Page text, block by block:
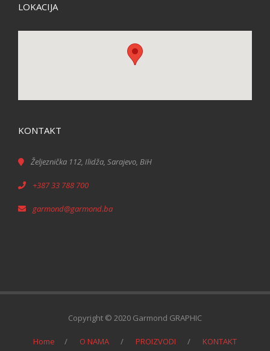
LOKACIJA
KONTAKT
Željeznička 112, Ilidža, Sarajevo, BiH
+387 33 788 700
garmond@garmond.ba
Copyright © 2020 Garmond GRAPHIC
Home O NAMA PROIZVODI KONTAKT